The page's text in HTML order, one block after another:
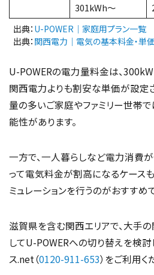
301kWh～
出典： U-POWER｜家庭用プラン一覧
出典： 関西電力｜電気の基本料金・単
U-POWERの電力量料金は、
関西電力よりも割安な単価が設定
量の多いご家庭やファミリー世帯
能性があります。
一方で、一人暮らしなど電力消費
って電気料金が割高になるケース
ミュレーションを行うのがおすすめ
滋賀県を含む関西エリアで、大手
してU-POWERへの切り替えを検討
ス.net（0120-911-653）をご利用く